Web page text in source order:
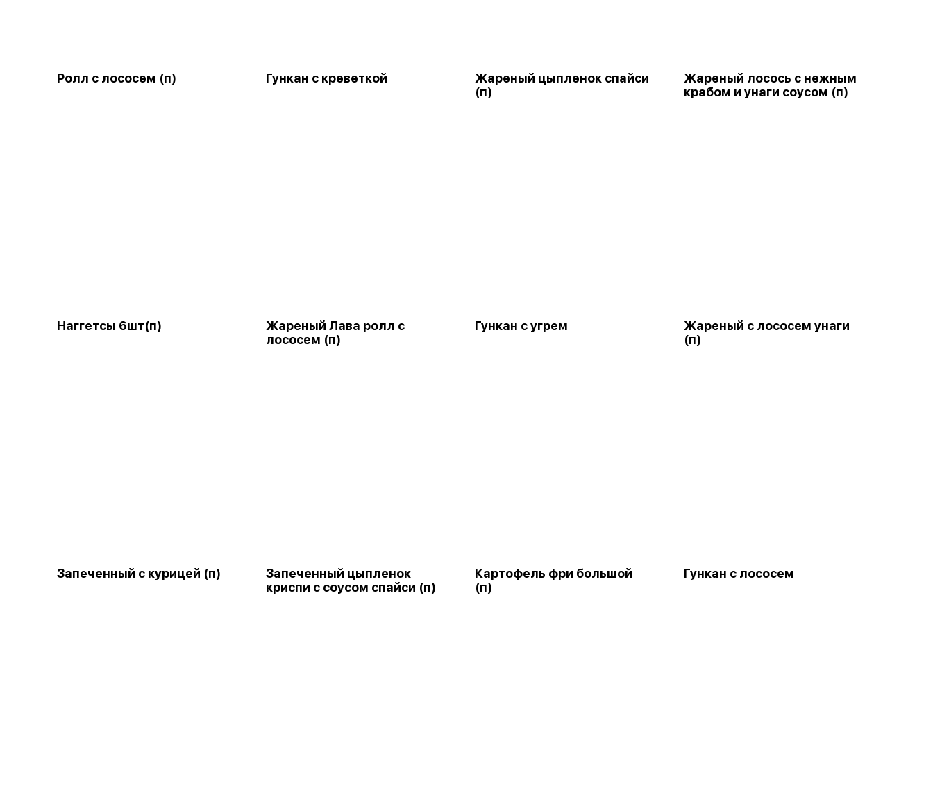
Ролл с лососем (п) Гункан с креветкой
Жареный цыпленок спайси
(п)
Жареный лосось с нежным
крабом и унаги соусом (п)
Наггетсы 6шт(п)
Жареный Лава ролл с
лососем (п)
Гункан с угрем
Жареный с лососем унаги
(п)
Запеченный с курицей (п)
Запеченный цыпленок
криспи с соусом спайси (п)
Картофель фри большой
(п)
Гункан с лососем